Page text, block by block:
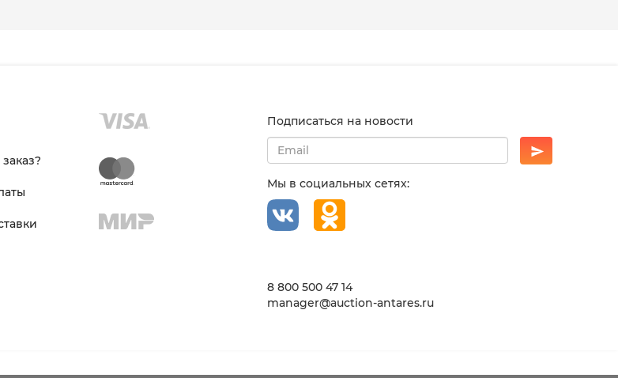
Подписаться на новости
Мы в социальных сетях:
8 800 500 47 14
manager@auction-antares.ru